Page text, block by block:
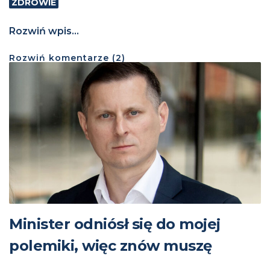
ZDROWIE
Rozwiń wpis...
Rozwiń komentarze (2)
Minister odniósł się do mojej
polemiki, więc znów muszę